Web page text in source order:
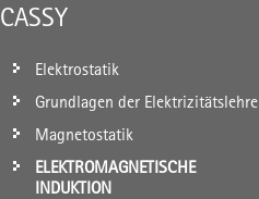
CASSY
Elektrostatik
Grundlagen der Elektrizitätslehre
Magnetostatik
ELEKTROMAGNETISCHE
INDUKTION